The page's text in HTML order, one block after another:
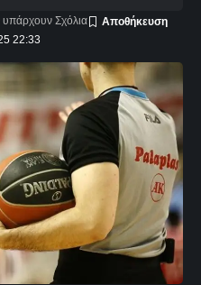
22:33
υπάρχουν Σχόλια